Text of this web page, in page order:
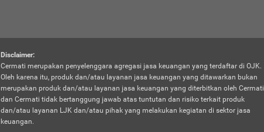
Disclaimer:
Cermati merupakan penyelenggara agregasi jasa keuangan yang terdaftar di OJK.
Oleh karena itu, produk dan/atau layanan jasa keuangan yang ditawarkan bukan
merupakan produk dan/atau layanan jasa keuangan yang diterbitkan oleh Cermati
dan Cermati tidak bertanggung jawab atas tuntutan dan risiko terkait produk
dan/atau layanan LJK dan/atau pihak yang melakukan kegiatan di sektor jasa
keuangan.